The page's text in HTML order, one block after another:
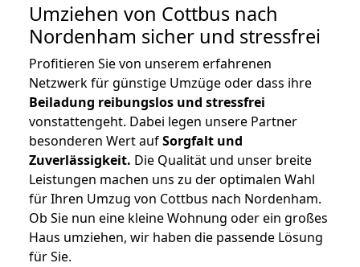
Umziehen von Cottbus nach
Nordenham sicher und stressfrei
Profitieren Sie von unserem erfahrenen
Netzwerk für günstige Umzüge oder dass ihre
Beiladung reibungslos und stressfrei
vonstattengeht. Dabei legen unsere Partner
besonderen Wert aufSorgfalt und
Zuverlässigkeit. Die Qualität und unser breite
Leistungen machen uns zu der optimalen Wahl
für Ihren Umzug von Cottbus nach Nordenham.
Ob Sie nun eine kleine Wohnung oder ein großes
Haus umziehen, wir haben die passende Lösung
für Sie.